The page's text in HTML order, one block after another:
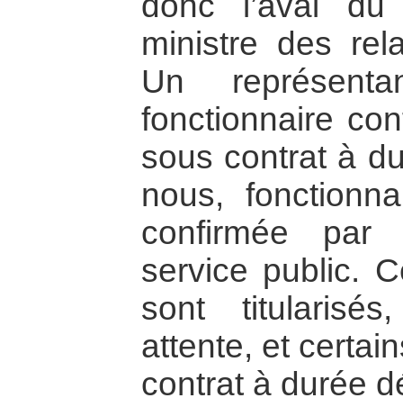
ministre des
Un
fonctionnaire
sous contrat à
nous,
confirmée par
service public.
sont
attente, et
contrat à durée